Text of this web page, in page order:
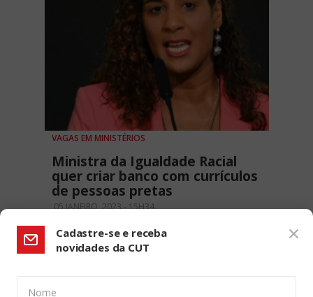
VAGAS EM MINISTÉRIOS
Ministra da Igualdade Racial
quer criar banco com currículos
de pessoas pretas
05 JANEIRO, 2023 - 15H34
Cadastre-se e receba
novidades da CUT
Nome